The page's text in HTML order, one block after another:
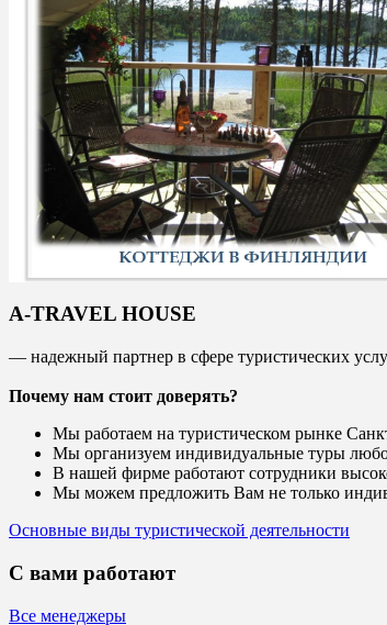
A-TRAVEL HOUSE
— надежный партнер в сфере туристических
Почему нам стоит доверять?
Мы работаем на туристическом рынке
Мы организуем индивидуальные туры
В нашей фирме работают сотрудники
Мы можем предложить Вам не только
Основные виды туристической деятельности
С вами работают
Все менеджеры